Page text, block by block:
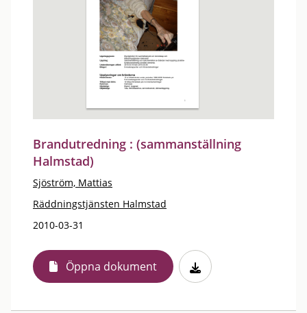
Brandutredning : (sammanställning
Halmstad)
Sjöström, Mattias
Räddningstjänsten Halmstad
2010-03-31
Öppna dokument